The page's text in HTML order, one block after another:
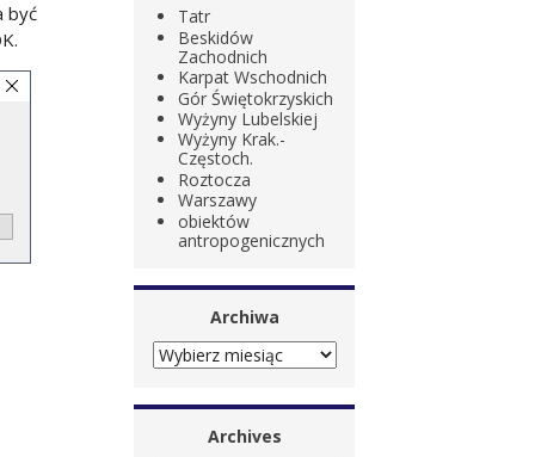
być
Tatr
Beskidów
Zachodnich
Karpat Wschodnich
Gór Świętokrzyskich
Wyżyny Lubelskiej
Wyżyny Krak.-
Częstoch.
Roztocza
Warszawy
obiektów
antropogenicznych
Archiwa
ARCHIWA
Archives